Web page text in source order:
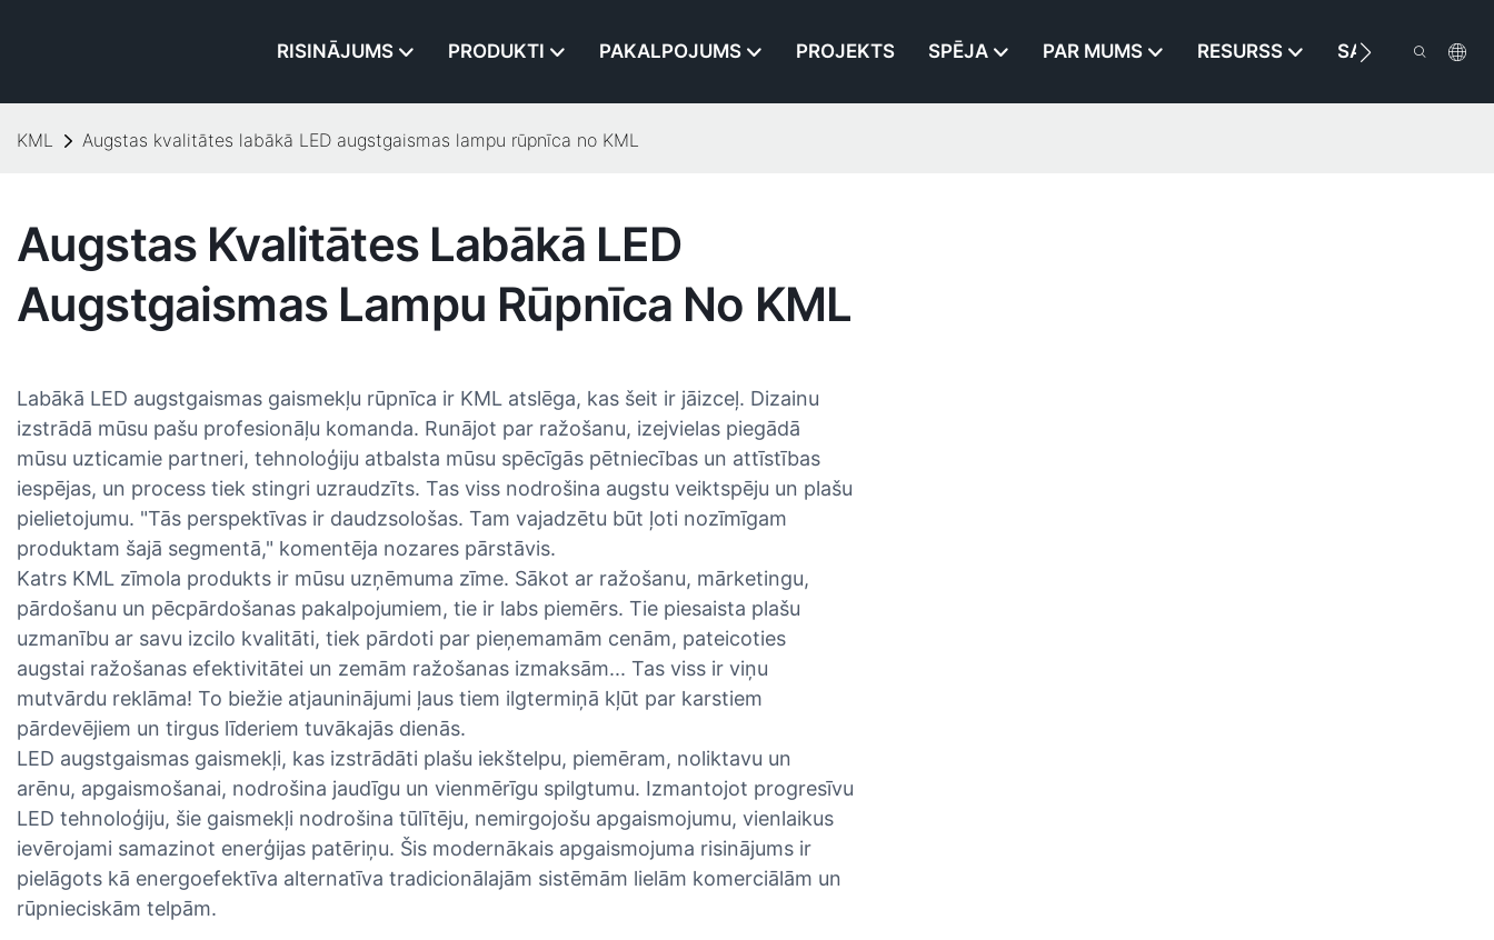
RISINĀJUMS PRODUKTI PAKALPOJUMS PROJEKTS SPĒJA PAR MUMS RESURSS SAZINIETIES AR
KML Augstas kvalitātes labākā LED augstgaismas lampu rūpnīca no KML
Augstas Kvalitātes Labākā LED
Augstgaismas Lampu Rūpnīca No KML
Labākā LED augstgaismas gaismekļu rūpnīca ir KML atslēga, kas šeit ir jāizceļ. Dizainu
izstrādā mūsu pašu profesionāļu komanda. Runājot par ražošanu, izejvielas piegādā
mūsu uzticamie partneri, tehnoloģiju atbalsta mūsu spēcīgās pētniecības un attīstības
iespējas, un process tiek stingri uzraudzīts. Tas viss nodrošina augstu veiktspēju un plašu
pielietojumu. "Tās perspektīvas ir daudzsološas. Tam vajadzētu būt ļoti nozīmīgam
produktam šajā segmentā," komentēja nozares pārstāvis.
Katrs KML zīmola produkts ir mūsu uzņēmuma zīme. Sākot ar ražošanu, mārketingu,
pārdošanu un pēcpārdošanas pakalpojumiem, tie ir labs piemērs. Tie piesaista plašu
uzmanību ar savu izcilo kvalitāti, tiek pārdoti par pieņemamām cenām, pateicoties
augstai ražošanas efektivitātei un zemām ražošanas izmaksām... Tas viss ir viņu
mutvārdu reklāma! To biežie atjauninājumi ļaus tiem ilgtermiņā kļūt par karstiem
pārdevējiem un tirgus līderiem tuvākajās dienās.
LED augstgaismas gaismekļi, kas izstrādāti plašu iekštelpu, piemēram, noliktavu un
arēnu, apgaismošanai, nodrošina jaudīgu un vienmērīgu spilgtumu. Izmantojot progresīvu
LED tehnoloģiju, šie gaismekļi nodrošina tūlītēju, nemirgojošu apgaismojumu, vienlaikus
ievērojami samazinot enerģijas patēriņu. Šis modernākais apgaismojuma risinājums ir
pielāgots kā energoefektīva alternatīva tradicionālajām sistēmām lielām komerciālām un
rūpnieciskām telpām.